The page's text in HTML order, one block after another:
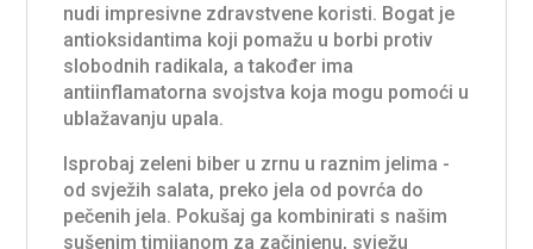
nudi impresivne zdravstvene koristi. Bogat je
antioksidantima koji pomažu u borbi protiv
slobodnih radikala, a također ima
antiinflamatorna svojstva koja mogu pomoći u
ublažavanju upala.
Isprobaj zeleni biber u zrnu u raznim jelima -
od svježih salata, preko jela od povrća do
pečenih jela. Pokušaj ga kombinirati s našim
sušenim timijanom za začinjenu, svježu